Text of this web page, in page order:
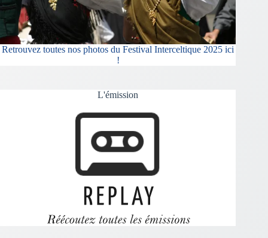
Retrouvez toutes nos photos du Festival Interceltique 2025 ici
!
L'émission